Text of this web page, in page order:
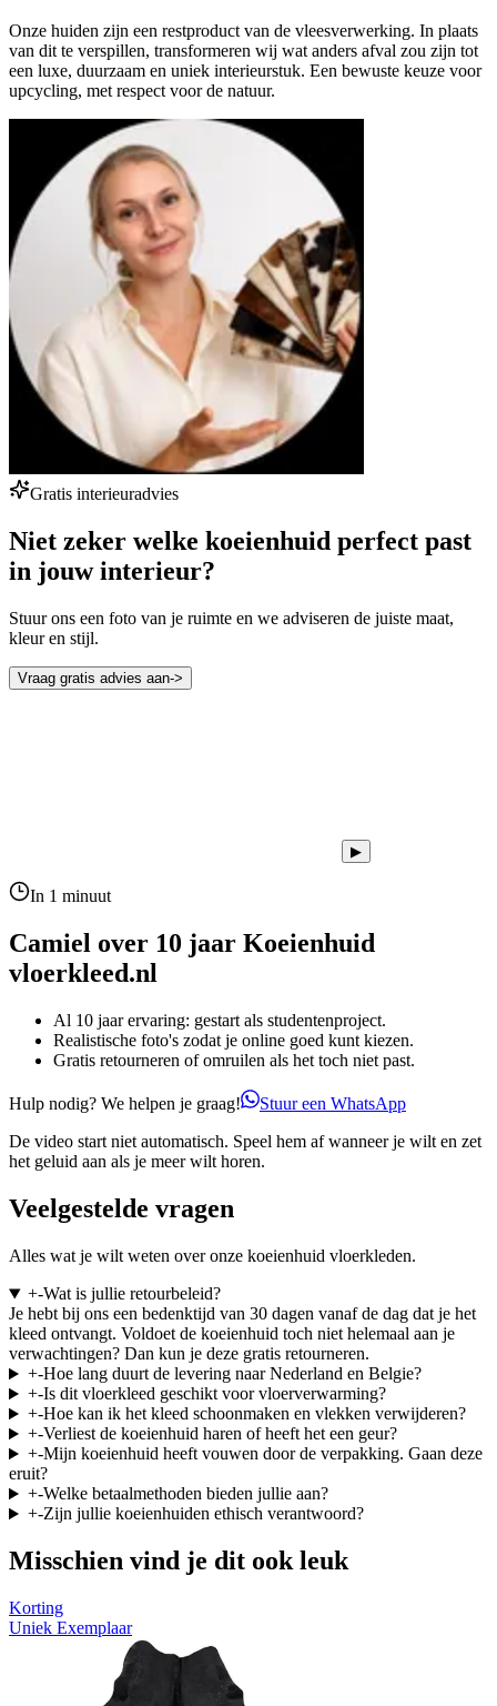
Onze huiden zijn een restproduct van de vleesverwerking. In plaats
van dit te verspillen, transformeren wij wat anders afval zou zijn tot
een luxe, duurzaam en uniek interieurstuk. Een bewuste keuze voor
upcycling, met respect voor de natuur.
Gratis interieuradvies
Niet zeker welke koeienhuid perfect past
in jouw interieur?
Stuur ons een foto van je ruimte en we adviseren de juiste maat,
kleur en stijl.
Vraag gratis advies aan->
▶
In 1 minuut
Camiel over 10 jaar Koeienhuid
vloerkleed.nl
Al 10 jaar ervaring: gestart als studentenproject.
Realistische foto's zodat je online goed kunt kiezen.
Gratis retourneren of omruilen als het toch niet past.
Hulp nodig? We helpen je graag!
Stuur een WhatsApp
De video start niet automatisch. Speel hem af wanneer je wilt en zet
het geluid aan als je meer wilt horen.
Veelgestelde vragen
Alles wat je wilt weten over onze koeienhuid vloerkleden.
+-Wat is jullie retourbeleid?
Je hebt bij ons een bedenktijd van 30 dagen vanaf de dag dat je het
kleed ontvangt. Voldoet de koeienhuid toch niet helemaal aan je
verwachtingen? Dan kun je deze gratis retourneren.
+-Hoe lang duurt de levering naar Nederland en Belgie?
+-Is dit vloerkleed geschikt voor vloerverwarming?
+-Hoe kan ik het kleed schoonmaken en vlekken verwijderen?
+-Verliest de koeienhuid haren of heeft het een geur?
+-Mijn koeienhuid heeft vouwen door de verpakking. Gaan deze
eruit?
+-Welke betaalmethoden bieden jullie aan?
+-Zijn jullie koeienhuiden ethisch verantwoord?
Misschien vind je dit ook leuk
Korting
Uniek Exemplaar